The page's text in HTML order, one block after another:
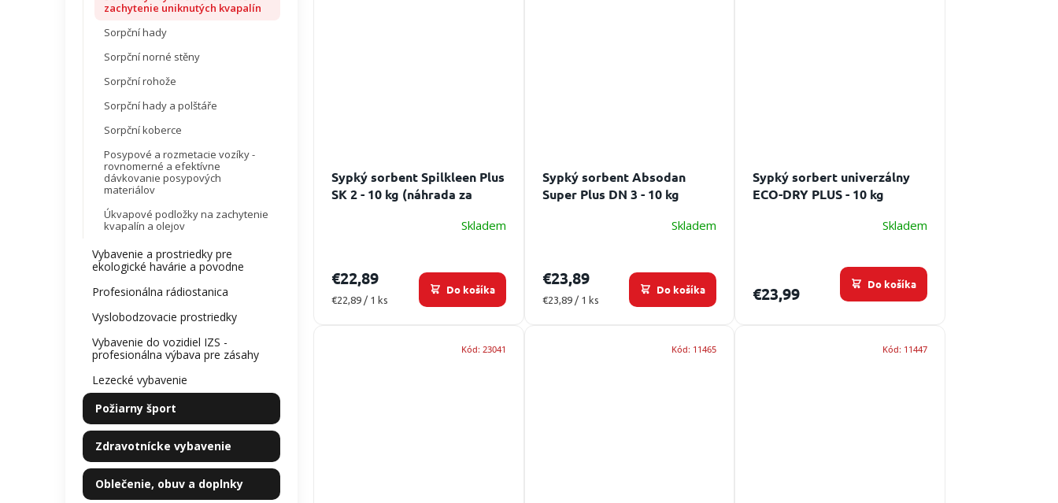
zachytenie uniknutých kvapalín
Sorpční hady
Sorpční norné stěny
Sorpční rohože
Sorpční hady a polštáře
Sorpční koberce
Posypové a rozmetacie vozíky -
rovnomerné a efektívne
dávkovanie posypových
materiálov
Úkvapové podložky na zachytenie
kvapalín a olejov
Vybavenie a prostriedky pre
ekologické havárie a povodne
Profesionálna rádiostanica
Vyslobodzovacie prostriedky
Vybavenie do vozidiel IZS -
profesionálna výbava pre zásahy
Lezecké vybavenie
Požiarny šport
Zdravotnícke vybavenie
Oblečenie, obuv a doplnky
Sypký sorbent Spilkleen Plus
SK 2 - 10 kg (náhrada za
Skladem
€22,89
Jednotková
€22,89 / 1 ks
Do košíka
Sypký sorbent Absodan
Super Plus DN 3 - 10 kg
Skladem
€23,89
Jednotková
€23,89 / 1 ks
Do košíka
Sypký sorbert univerzálny
ECO-DRY PLUS - 10 kg
Skladem
€23,99 Do košíka
Kód: 23041 Kód: 11465 Kód: 11447